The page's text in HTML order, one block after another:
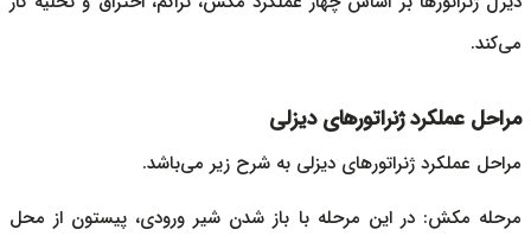
می‌کند.
مراحل عملکرد ژنراتورهای دیزلی
مراحل عملکردژنراتورهای دیزلیبه شرح زیر می‌باشد.
مرحله مکش: در این مرحله با باز شدن شیر ورودی، پیستون از محل